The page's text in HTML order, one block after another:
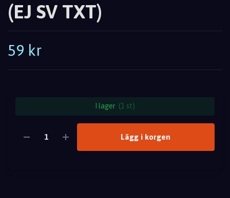
(EJ SV TXT)
59 kr
I lager (1 st)
Lägg i korgen